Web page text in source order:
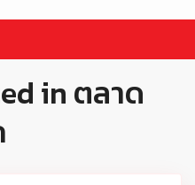
in ตลาด